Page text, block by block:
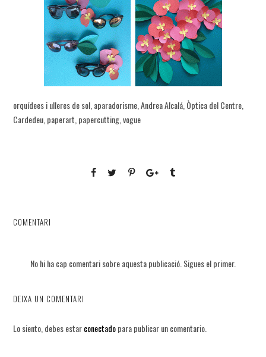
orquídees i ulleres de sol, aparadorisme, Andrea Alcalá, Òptica del Centre,
Cardedeu, paperart, papercutting, vogue
COMENTARI
No hi ha cap comentari sobre aquesta publicació. Sigues el primer.
DEIXA UN COMENTARI
Lo siento, debes estarconectadopara publicar un comentario.